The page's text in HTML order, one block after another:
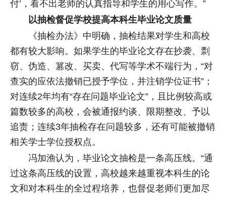
付’，看不出老师的认真指导和学生的用心写作。”
以抽检督促学校提高本科生毕业论文质量
《抽检办法》中明确，抽检结果对学生和高校
都有较大影响。如果学生的毕业论文存在抄袭、剽
窃、伪造、篡改、买卖、代写等学术不端行为，“对
查实的应依法撤销已授予学位，并注销学位证书”；
对连续2年均有“存在问题毕业论文”，且比例较高或
篇数较多的高校，会被通报约谈、限期整改、予以
追责；连续3年抽检存在问题较多，还有可能被撤销
相关学士学位授权点。
冯加渔认为，毕业论文抽检是一条高压线。“通
过这条高压线的设置，高校越来越重视本科生的论
文和对本科生的全过程培养，也督促老师们更加尽